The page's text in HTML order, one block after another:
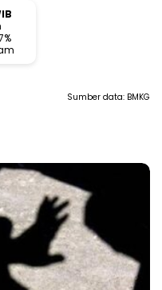
Sumber data: BMKG